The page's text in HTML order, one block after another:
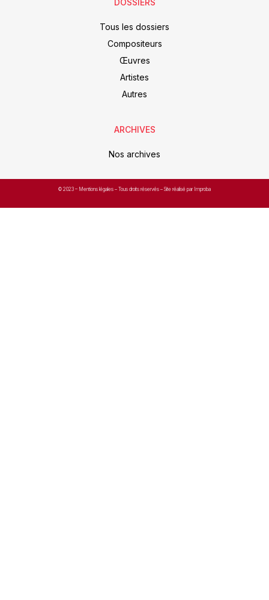
DOSSIERS
Tous les dossiers
Compositeurs
Œuvres
Artistes
Autres
ARCHIVES
Nos archives
© 2023 – Mentions légales – Tous droits réservés – Site réalisé par Improba